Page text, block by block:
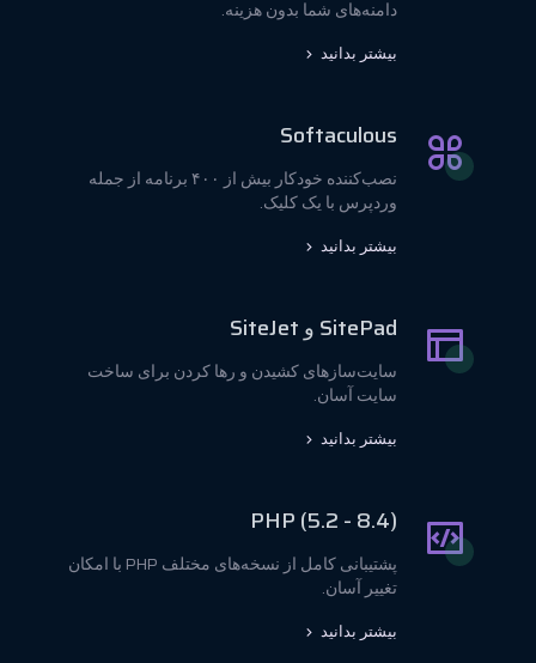
دامنه‌های شما بدون هزینه.
بیشتر بدانید
Softaculous
نصب‌کننده خودکار بیش از ۴۰۰ برنامه از جمله
وردپرس با یک کلیک.
بیشتر بدانید
SitePad و SiteJet
سایت‌سازهای کشیدن و رها کردن برای ساخت
سایت آسان.
بیشتر بدانید
PHP (5.2 - 8.4)
پشتیبانی کامل از نسخه‌های مختلف PHP با امکان
تغییر آسان.
بیشتر بدانید